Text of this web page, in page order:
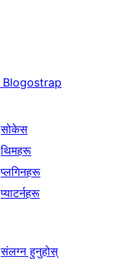
Blogostrap
सोकेस
थिमहरू
प्लगिनहरू
प्याटर्नहरू
संलग्न हुनुहोस्